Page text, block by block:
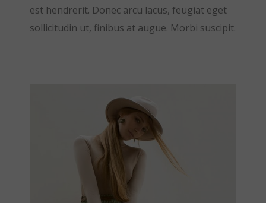
est hendrerit. Donec arcu lacus, feugiat eget
sollicitudin ut, finibus at augue. Morbi suscipit.